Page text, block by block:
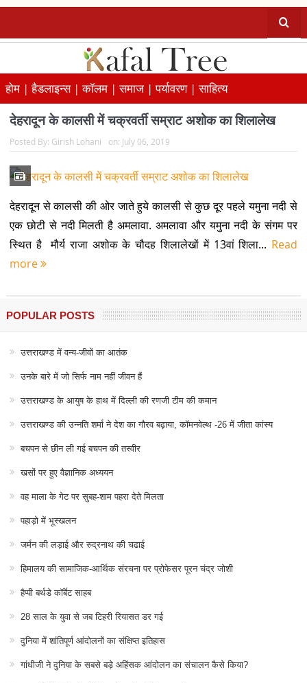
होम |हैडलाइन्स |कॉलम |समाज |पर्यावरण |साहित्य
देहरादून के कालसी में चक्रवर्ती सम्राट अशोक का शिलालेख
Posted By: Girish Lohani on: July 06, 2019
देहरादून से कालसी की ओर जाते हुये कालसी से कुछ दूर पहले यमुना नदी से
एक छोटी से नदी मिलती है अमलावा. अमलावा और यमुना नदी के संगम पर
स्थित है मौर्य राजा अशोक के चौदह शिलालेखों में 13वां शिला... Read
more
POPULAR POSTS
उत्तराखण्ड में वन्य-जीवों का आतंक
उनके बारे में जो सिर्फ नाम नहीं जीवन हैं
उत्तराखण्ड के आयुष के हाथ में दिल्ली की रणजी टीम की कमान
उत्तराखण्ड की उन्नति शर्मा ने देश का गौरव बढ़ाया, कॉमनवेल्थ -26 में जीता कांस्य
बचपन से छीन ली गई बचपन की तस्वीर
खसों पर हुए वैज्ञानिक अध्ययन
वह माला के गेट पर सुबह-शाम पहरा देते मिलता
पहाड़ो में भूस्खलन
जर्मन की लड़ाई और रुद्रनाथ की चढाई
हिमालय की सामाजिक-आर्थिक संरचना पर प्रोफेसर पूरन चंद्र जोशी
हैप्पी बर्थडे कॉर्बेट साहब
28 साल के युवा से जब टिहरी रियासत डर गई
दुनिया में शांतिपूर्ण आंदोलनों का संक्षिप्त इतिहास
गांधीजी ने दुनिया के सबसे बड़े अहिंसक आंदोलन का संचालन कैसे किया?